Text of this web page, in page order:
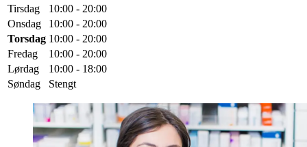
Tirsdag
10:00 - 20:00
Onsdag
10:00 - 20:00
Torsdag 10:00 - 20:00
Fredag
10:00 - 20:00
Lørdag
10:00 - 18:00
Søndag
Stengt